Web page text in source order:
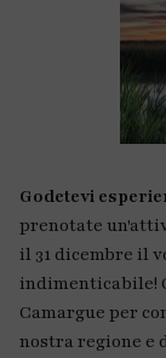
Godetevi
prenotate
il 31 dicembre il
indimenticabile!
Camargue per
nostra regione e